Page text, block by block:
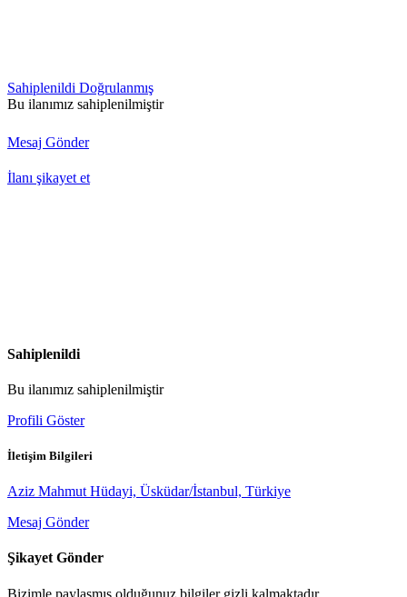
Sahiplenildi Doğrulanmış
Bu ilanımız sahiplenilmiştir
Mesaj Gönder
İlanı şikayet et
Sahiplenildi
Bu ilanımız sahiplenilmiştir
Profili Göster
İletişim Bilgileri
Aziz Mahmut Hüdayi, Üsküdar/İstanbul, Türkiye
Mesaj Gönder
Şikayet Gönder
Bizimle paylaşmış olduğunuz bilgiler gizli kalmaktadır